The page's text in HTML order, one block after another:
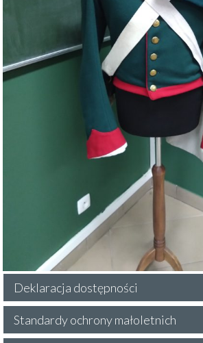
Deklaracja dostępności
Standardy ochrony małoletnich